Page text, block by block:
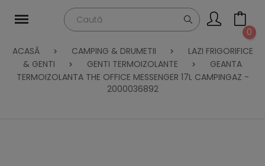
0
ACASĂ
CAMPING & DRUMETII
LAZI FRIGORIFICE
& GENTI
GENTI TERMOIZOLANTE
GEANTA
TERMOIZOLANTA THE OFFICE MESSENGER 17L CAMPINGAZ -
2000036892